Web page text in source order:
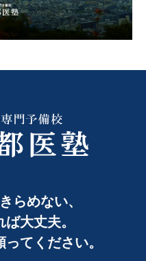
らめない、
大丈夫。
てください。